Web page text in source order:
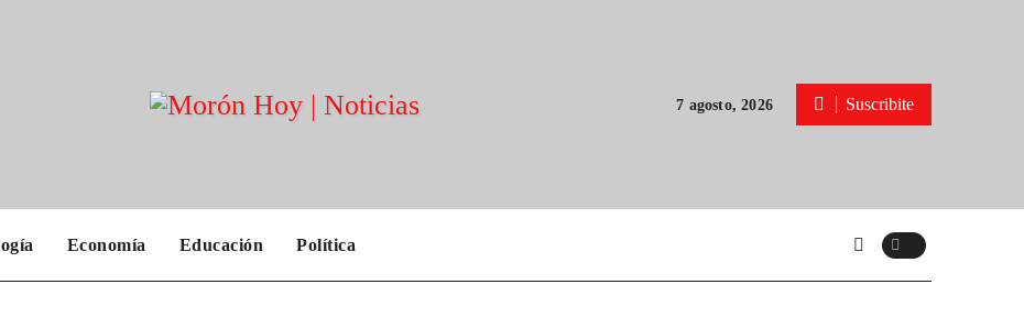
7 agosto, 2026 Suscribite
Economía Educación Política